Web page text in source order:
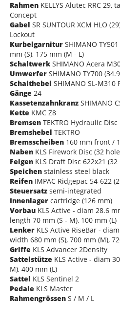
Rahmen KELLYS Alutec RRC 29,
Concept
Gabel SR SUNTOUR XCM HLO
Lockout
Kurbelgarnitur SHIMANO
mm (S), 175 mm (M - L)
Schaltwerk SHIMANO Acera
Umwerfer SHIMANO TY700
Schalthebel SHIMANO SL-M310
Gänge 24
Kassetenzahnkranz SHIMANO
Kette KMC Z8
Bremsen TEKTRO Hydraulic Disc
Bremshebel TEKTRO
Bremsscheiben 160 mm front /
Naben KLS Firework Disc (32
Felgen KLS Draft Disc 622x21 (32
Speichen stainless steel black
Reifen IMPAC Ridgepac 54-622
Steuersatz semi-integrated
Innenlager cartridge (126 mm)
Vorbau KLS Active - diam 28.6
length 70 mm (S - M), 100 mm (L)
Lenker KLS Active RiseBar -
width 680 mm (S), 700 mm (M),
Griffe KLS Advancer 2Density
Sattelstütze KLS Active - diam
M), 400 mm (L)
Sattel KLS Sentinel 2
Pedale KLS Master
Rahmengrössen S / M / L